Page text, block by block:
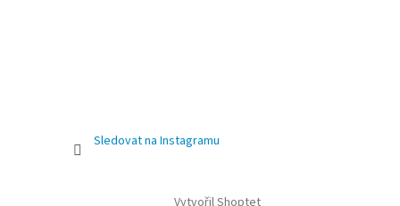
Sledovat na Instagramu
Vytvořil Shoptet